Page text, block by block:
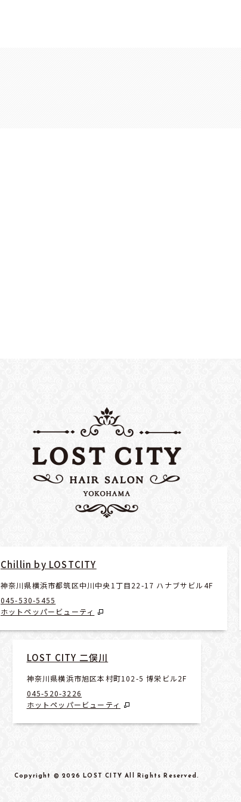
Chillin by LOSTCITY
神奈川県横浜市都筑区中川中央1丁目22-17 ハナブサビル4F
045-530-5455
ホットペッパービューティ
LOST CITY 二俣川
神奈川県横浜市旭区本村町102-5 博栄ビル2F
045-520-3226
ホットペッパービューティ
Copyright © 2026 LOST CITY All Rights Reserved .